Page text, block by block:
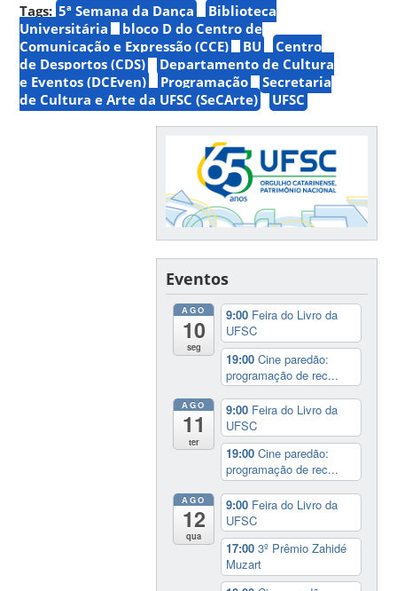
Tags: 5ª Semana da Dança
Biblioteca
Universitária
bloco D do Centro de
Comunicação e Expressão (CCE)
BU
Centro
de Desportos (CDS)
Departamento de Cultura
e Eventos (DCEven)
Programação
Secretaria
de Cultura e Arte da UFSC (SeCArte)
UFSC
Eventos
AGO
10
seg
9:00 Feira do Livro da
UFSC
19:00Cine paredão:
programação de rec...
AGO
11
ter
9:00 Feira do Livro da
UFSC
19:00Cine paredão:
programação de rec...
AGO
12
qua
9:00 Feira do Livro da
UFSC
17:003º Prêmio Zahidé
Muzart